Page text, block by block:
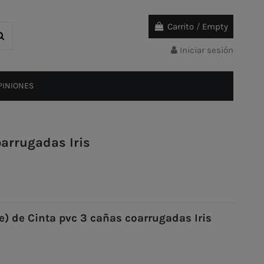
Carrito / Empty
Iniciar sesión
Iris
de Cinta pvc 3 cañas coarrugadas Iris